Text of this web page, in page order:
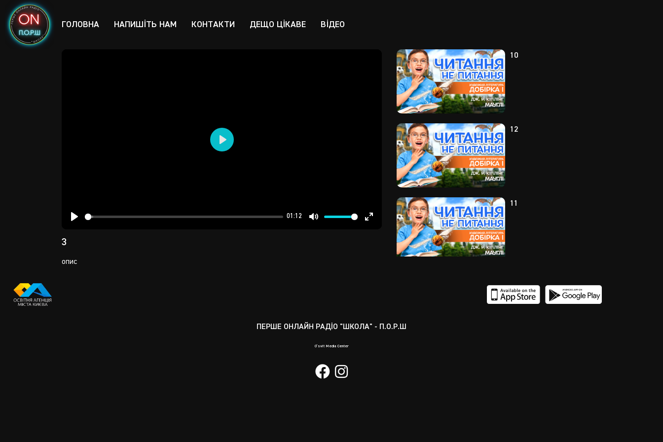
ГОЛОВНА НАПИШІТЬ НАМ КОНТАКТИ ДЕЩО ЦІКАВЕ ВІДЕО
01:12
fullscreen
Play
3
опис
10
12
11
ПЕРШЕ ОНЛАЙН РАДІО "ШКОЛА" - П.О.Р.Ш
O’svit Media Center